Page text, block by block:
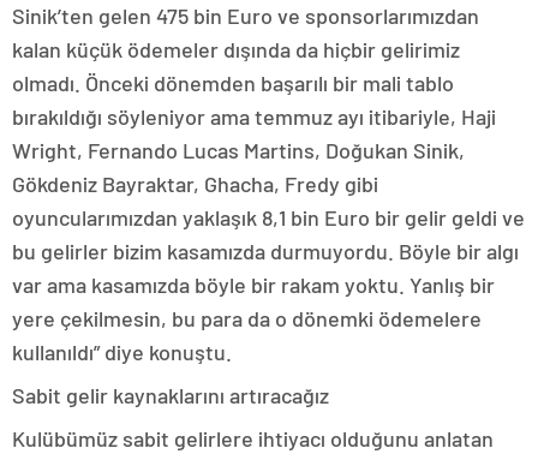
Sinik’ten gelen 475 bin Euro ve sponsorlarımızdan
kalan küçük ödemeler dışında da hiçbir gelirimiz
olmadı. Önceki dönemden başarılı bir mali tablo
bırakıldığı söyleniyor ama temmuz ayı itibariyle, Haji
Wright, Fernando Lucas Martins, Doğukan Sinik,
Gökdeniz Bayraktar, Ghacha, Fredy gibi
oyuncularımızdan yaklaşık 8,1 bin Euro bir gelir geldi ve
bu gelirler bizim kasamızda durmuyordu. Böyle bir algı
var ama kasamızda böyle bir rakam yoktu. Yanlış bir
yere çekilmesin, bu para da o dönemki ödemelere
kullanıldı” diye konuştu.
Sabit gelir kaynaklarını artıracağız
Kulübümüz sabit gelirlere ihtiyacı olduğunu anlatan